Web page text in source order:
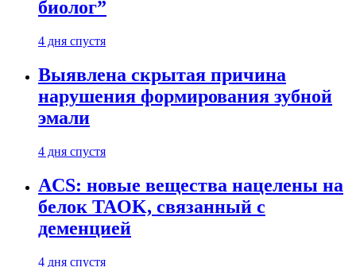
биолог”
4 дня спустя
Выявлена скрытая причина
нарушения формирования зубной
эмали
4 дня спустя
ACS: новые вещества нацелены на
белок TAOK, связанный с
деменцией
4 дня спустя